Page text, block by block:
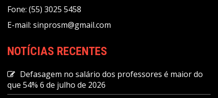
Fone: (55) 3025 5458
E-mail: sinprosm@gmail.com
NOTÍCIAS RECENTES
Defasagem no salário dos professores é maior do
que 54% 6 de julho de 2026